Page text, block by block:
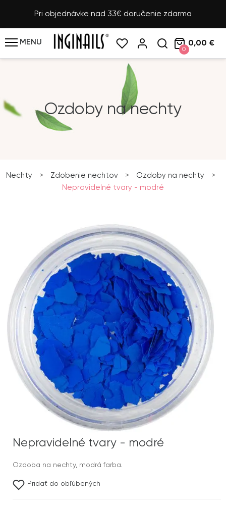
Pri objednávke nad 33€ doručenie zdarma
MENU
0
0,00 €
Ozdoby na nechty
Nechty > Zdobenie nechtov > Ozdoby na nechty
>
Nepravidelné tvary - modré
Nepravidelné tvary - modré
Ozdoba na nechty, modrá farba.
Pridať do obľúbených